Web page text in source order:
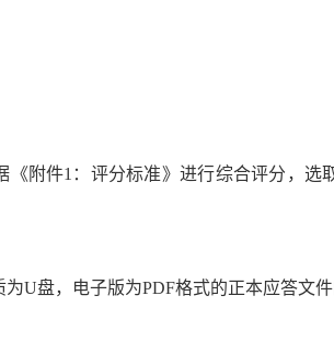
《附件1 ：评分标准》进行综合评分，选
为U盘，电子版为PDF格式的正本应答文